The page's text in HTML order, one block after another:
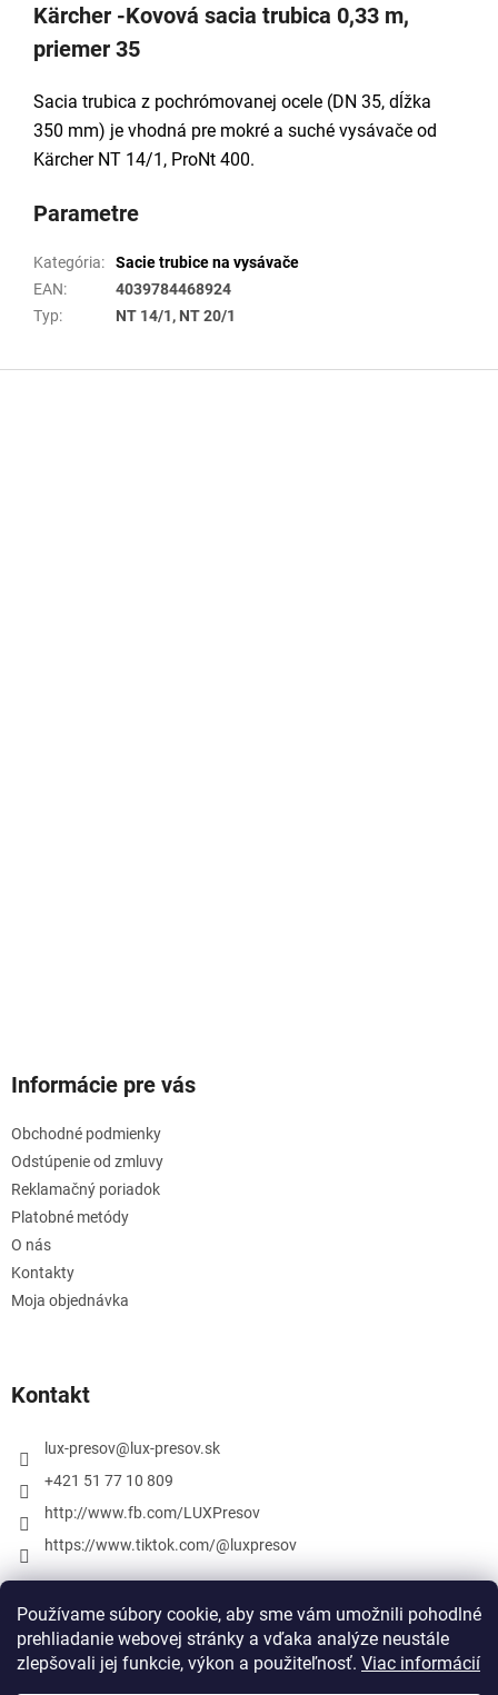
Používame súbory cookie, aby sme vám umožnili pohodlné
prehliadanie webovej stránky a vďaka analýze neustále
zlepšovali jej funkcie, výkon a použiteľnosť. Viac informácií
Kärcher -Kovová sacia trubica 0,33 m,
priemer 35
Sacia trubica z pochrómovanej ocele (DN 35, dĺžka
350 mm) je vhodná pre mokré a suché vysávače od
Kärcher NT 14/1, ProNt 400.
Parametre
Kategória:
Sacie trubice na vysávače
EAN:
4039784468924
Typ: NT 14/1, NT 20/1
Informácie pre vás
Obchodné podmienky
Odstúpenie od zmluvy
Reklamačný poriadok
Platobné metódy
O nás
Kontakty
Moja objednávka
Kontakt
lux-presov@ lux-presov.sk
+421 51 77 10 809
http://www.fb.com/LUXPresov
https://www.tiktok.com/@luxpresov